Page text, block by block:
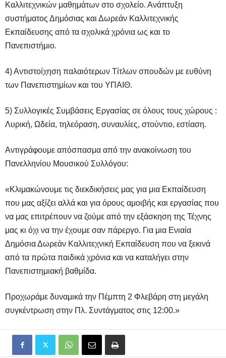
Καλλιτεχνικών μαθημάτων στο σχολείο. Ανάπτυξη
συστήματος Δημόσιας και Δωρεάν Καλλιτεχνικής
Εκπαίδευσης από τα σχολικά χρόνια ως και το
Πανεπιστήμιο.
4) Αντιστοίχηση παλαιότερων Τίτλων σπουδών με ευθύνη
των Πανεπιστημίων και του ΥΠΑΙΘ.
5) Συλλογικές Συμβάσεις Εργασίας σε όλους τους χώρους :
Λυρική, Ωδεία, τηλεόραση, συναυλίες, στούντιο, εστίαση.
Αντιγράφουμε απόσπασμα από την ανακοίνωση του
Πανελληνίου Μουσικού Συλλόγου:
«Κλιμακώνουμε τις διεκδικήσεις μας για μια Εκπαίδευση
που μας αξίζει αλλά και για όρους αμοιβής και εργασίας που
να μας επιτρέπουν να ζούμε από την εξάσκηση της Τέχνης
μας κι όχι να την έχουμε σαν πάρεργο. Για μια Ενιαία
Δημόσια Δωρεάν Καλλιτεχνική Εκπαίδευση που να ξεκινά
από τα πρώτα παιδικά χρόνια και να καταλήγει στην
Πανεπιστημιακή βαθμίδα.
Προχωράμε δυναμικά την Πέμπτη 2 Φλεβάρη στη μεγάλη
συγκέντρωση στην Πλ. Συντάγματος στις 12:00.»